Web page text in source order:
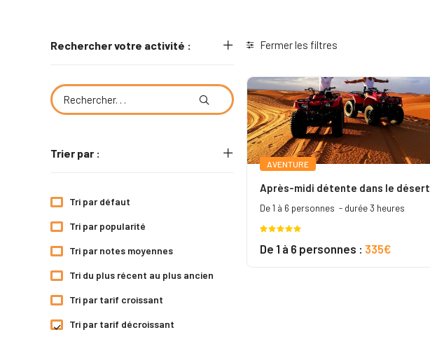
Rechercher votre activité :
Trier par :
Tri par défaut
Tri par popularité
Tri par notes moyennes
Tri du plus récent au plus ancien
Tri par tarif croissant
Tri par tarif décroissant
Fermer les filtres
AVENTURE
Après-midi détente dans le désert
De 1 à 6 personnes - durée 3 heures
sur 5
De 1 à 6 personnes : 335€